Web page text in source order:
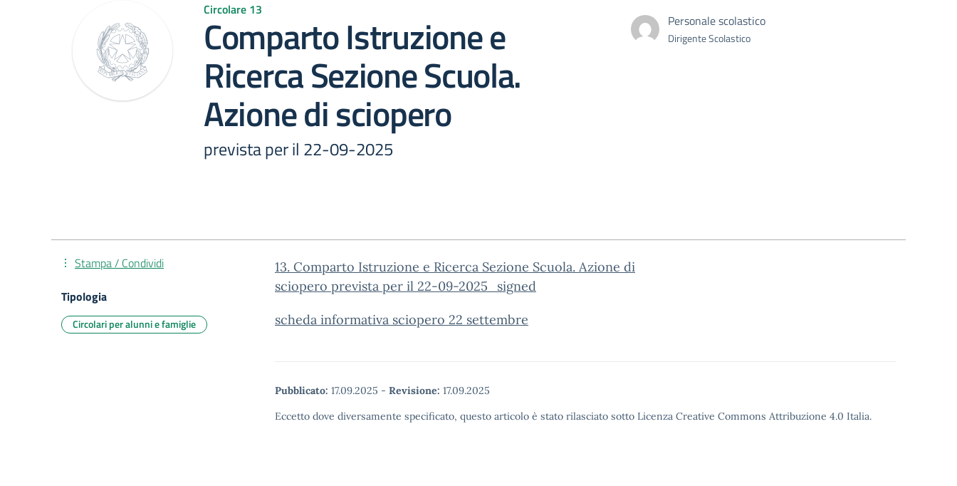
Circolare 13
Comparto Istruzione e
Ricerca Sezione Scuola.
Azione di sciopero
prevista per il 22-09-2025
Personale scolastico
Dirigente Scolastico
13. Comparto Istruzione e Ricerca Sezione Scuola. Azione di
sciopero prevista per il 22-09-2025_signed
scheda informativa sciopero 22 settembre
Pubblicato: 17.09.2025 - Revisione: 17.09.2025
Eccetto dove diversamente specificato, questo articolo è stato rilasciato sotto Licenza Creative Commons Attribuzione 4.0 Italia.
Stampa / Condividi
Tipologia
Circolari per alunni e famiglie